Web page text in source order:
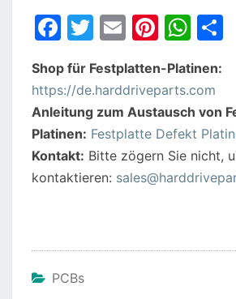
F
c
e
b
o
o
T
itt
er
E
ai
l
Pi
er
e
st
W
at
s
A
p
p
Shop für Festplatten-Platinen:
https://de.harddriveparts.com
Anleitung zum Austausch von
Platinen: Festplatte Defekt
Kontakt: Bitte zögern Sie nicht,
kontaktieren:
PCBs